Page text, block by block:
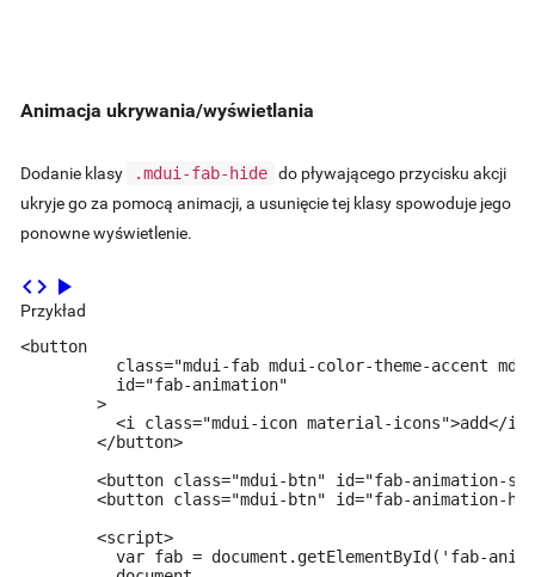
Animacja ukrywania/wyświetlania
Dodanie klasy .mdui-fab-hide do pływającego przycisku akcji
ukryje go za pomocą animacji, a usunięcie tej klasy spowoduje jego
ponowne wyświetlenie.
code play_arrow
Przykład
<button
class="mdui-fab mdui-color-theme-accent
          id="fab-animation"
        >
          <i class="mdui-icon material-icons">add</i>
        </button>
<button class="mdui-btn" id="fab-animation-
<button class="mdui-btn" id="fab-animation-
        <script>
var fab = document.getElementById('fab-